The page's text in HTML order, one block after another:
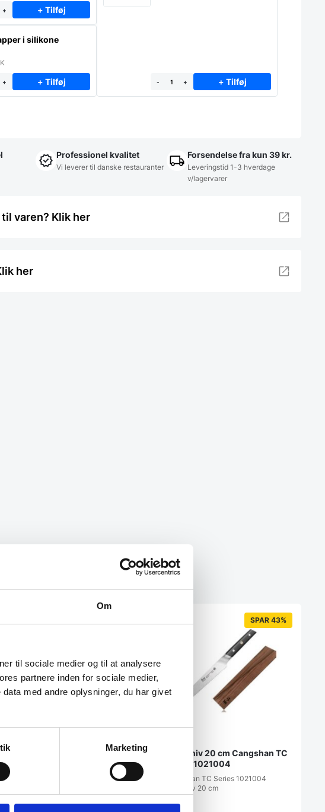
Om
til sociale medier og til at analysere
partnere inden for sociale medier,
med andre oplysninger, du har givet
Marketing
+ + Tilføj
i silikone
+ + Tilføj - + + Tilføj
Professionel kvalitet
Vi leverer til danske restauranter
Forsendelse fra kun 39 kr.
Leveringstid 1-3 hverdage
v/lagervarer
varen? Klik her
her
Kokke / Køkkenkniv bølge 22
cm, Victorinox, med FIBROX-
Victorinox Fibrox Kokkekniv 22 cm er
værdsatte…
SPAR 43%
Brødkniv 20 cm Cangshan TC
Series 1021004
Cangshan TC Series 1021004
Brødkniv 20 cm